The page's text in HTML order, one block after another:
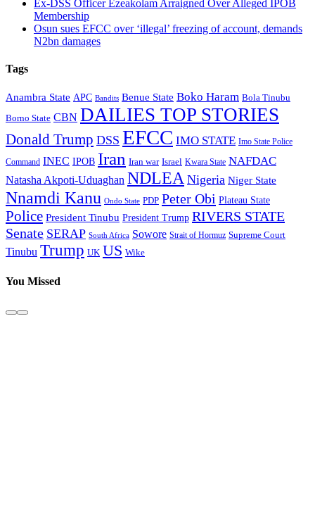
Ex-DSS Officer Ezeakolam Arraigned Over Alleged IPOB
Membership
Osun sues EFCC over ‘illegal’ freezing of account, demands
N2bn damages
Tags
Anambra State APC Bandits Benue State Boko Haram Bola Tinubu
Borno State CBN DAILIES TOP STORIES
Donald Trump DSS EFCC IMO STATE Imo State Police
Command INEC IPOB Iran Iran war Israel Kwara State NAFDAC
Natasha Akpoti-Uduaghan NDLEA Nigeria Niger State
Nnamdi Kanu Ondo State PDP Peter Obi Plateau State
Police President Tinubu President Trump RIVERS STATE
Senate SERAP South Africa Sowore Strait of Hormuz Supreme Court
Tinubu Trump UK US Wike
You Missed